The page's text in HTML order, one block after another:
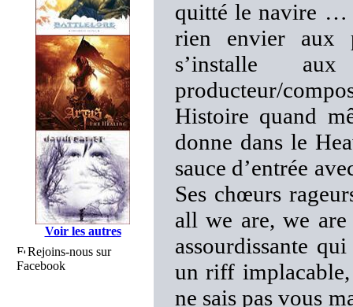
Voir les autres
Rejoins-nous sur
Facebook
quitté le navire …
rien envier aux
s’installe
producteur/
Histoire quand
donne dans le
sauce d’entrée
Ses chœurs
all we are, we
assourdissante
un riff
ne sais pas vous